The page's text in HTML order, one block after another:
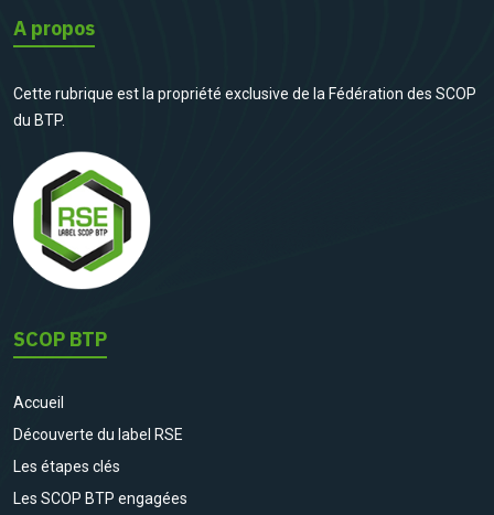
A propos
Cette rubrique est la propriété exclusive de la Fédération des SCOP
du BTP.
SCOP BTP
Accueil
Découverte du label RSE
Les étapes clés
Les SCOP BTP engagées